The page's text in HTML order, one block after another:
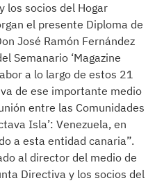
los socios del Hogar
el presente Diploma de
José Ramón Fernández
Semanario ‘Magazine
a lo largo de estos 21
de ese importante medio
entre las Comunidades
Isla’: Venezuela, en
a esta entidad canaria”.
al director del medio de
Directiva y los socios del